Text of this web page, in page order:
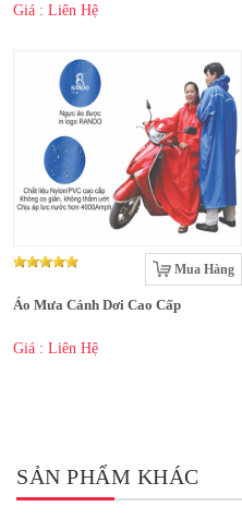
Giá : Liên Hệ
Mua Hàng
Áo Mưa Cánh Dơi Cao Cấp
Giá : Liên Hệ
SẢN PHẨM KHÁC